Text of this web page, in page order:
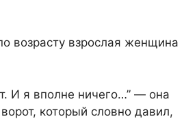
возрасту взрослая женщина
И я вполне ничего…” — она
который словно давил,